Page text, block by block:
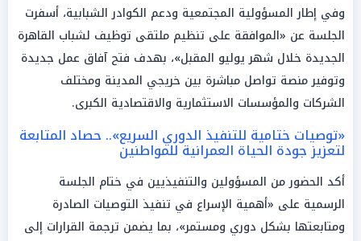
وفي إطار المسؤولية المجتمعية ودعم الكوادر الشبابية، أسفرت
الجلسة عن «الموافقة على تنظيم ملتقى توظيف لشباب القاهرة
الجديدة خلال شهر يوليو المقبل»، بهدف فتح آفاق عمل جديدة
وتوفير منصة تواصل مباشرة بين خريجي المدينة ومختلف
الشركات والمؤسسات الاستثمارية والاقتصادية الكبرى.
«توصيات ختامية للتنفيذ الدوري السريع».. حصاد المتابعة
لتعزيز جودة الحياة العمرانية للمواطنين
أكد الحضور من المسؤولين والتنفيذيين في ختام الجلسة
الرسمية على «أهمية الإسراع في تنفيذ التوصيات الصادرة
ومتابعتها بشكل دوري ومستمر»، بما يضمن ترجمة القرارات إلى